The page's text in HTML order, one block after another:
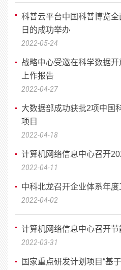
科普云平台中国科普博览
日的成功举办
2022-05-24
战略中心受邀在科学数据
上作报告
2022-04-27
大数据部成功获批2项中国
项目
2022-04-18
计算机网络信息中心召开
2022-04-11
中科北龙召开企业体系年度
2022-04-02
计算机网络信息中心召开
2022-03-31
国家重点研发计划项目“基